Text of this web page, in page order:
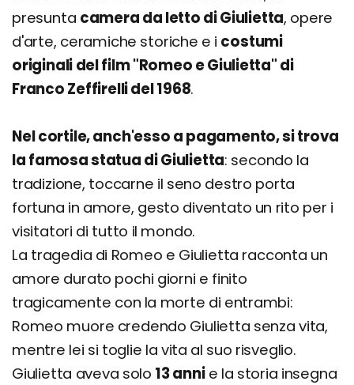
presunta camera da letto di Giulietta, opere
d'arte, ceramiche storiche e i costumi
originali del film "Romeo e Giulietta" di
Franco Zeffirelli del 1968.
Nel cortile, anch'esso a pagamento, si trova
la famosa statua di Giulietta: secondo la
tradizione, toccarne il seno destro porta
fortuna in amore, gesto diventato un rito per i
visitatori di tutto il mondo.
La tragedia di Romeo e Giulietta racconta un
amore durato pochi giorni e finito
tragicamente con la morte di entrambi:
Romeo muore credendo Giulietta senza vita,
mentre lei si toglie la vita al suo risveglio.
Giulietta aveva solo 13 annie la storia insegna